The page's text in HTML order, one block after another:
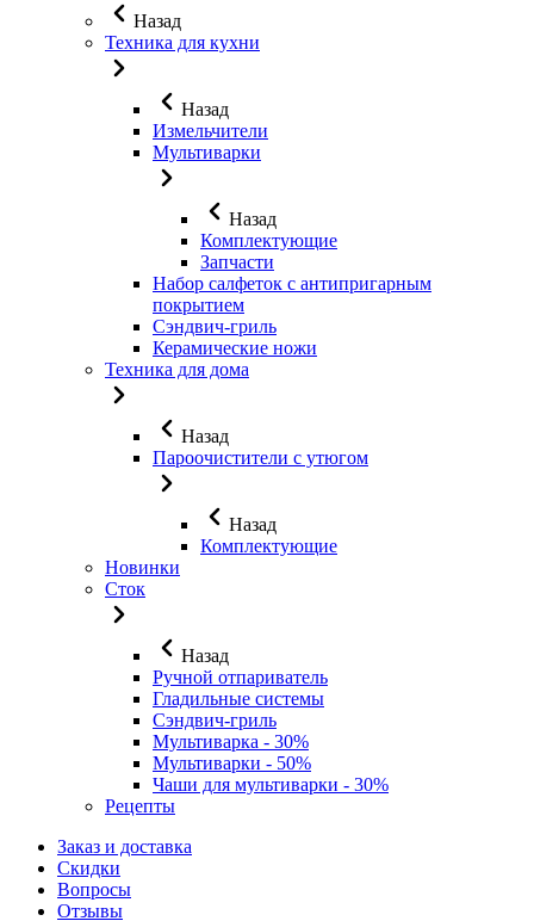
Назад
Техника для кухни
Назад
Измельчители
Мультиварки
Назад
Комплектующие
Запчасти
Набор салфеток с антипригарным
покрытием
Сэндвич-гриль
Керамические ножи
Техника для дома
Назад
Пароочистители с утюгом
Назад
Комплектующие
Новинки
Сток
Назад
Ручной отпариватель
Гладильные системы
Сэндвич-гриль
Мультиварка - 30%
Мультиварки - 50%
Чаши для мультиварки - 30%
Рецепты
Заказ и доставка
Скидки
Вопросы
Отзывы